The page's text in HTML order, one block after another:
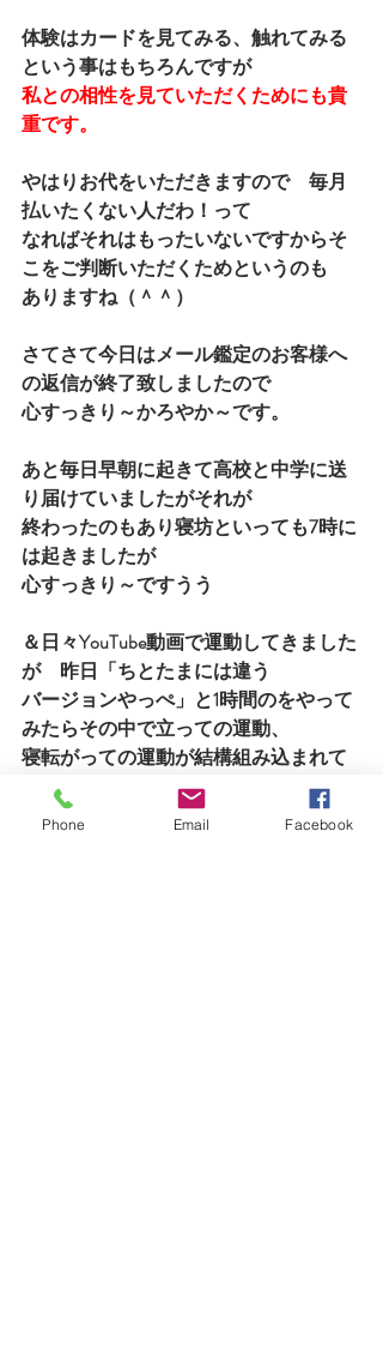
体験はカードを見てみる、触れてみる
という事はもちろんですが
私との相性を見ていただくためにも貴
重です。
やはりお代をいただきますので　毎月
払いたくない人だわ！って
なればそれはもったいないですからそ
こをご判断いただくためというのも
ありますね（＾＾）
さてさて今日はメール鑑定のお客様へ
の返信が終了致しましたので
心すっきり～かろやか～です。
あと毎日早朝に起きて高校と中学に送
り届けていましたがそれが
終わったのもあり寝坊といっても7時に
は起きましたが
心すっきり～ですうう
＆日々YouTube動画で運動してきました
が　昨日「ちとたまには違う
バージョンやっぺ」と1時間のをやって
みたらその中で立っての運動、
寝転がっての運動が結構組み込まれて
いて、腹筋は大事だけど
めまいに襲われた46歳・・・
Phone Email Facebook